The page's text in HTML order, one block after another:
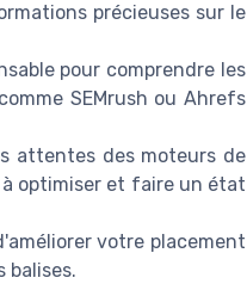
précieuses sur le
pour comprendre les
SEMrush ou Ahrefs
attentes des moteurs de
optimiser et faire un état
votre placement
balises.